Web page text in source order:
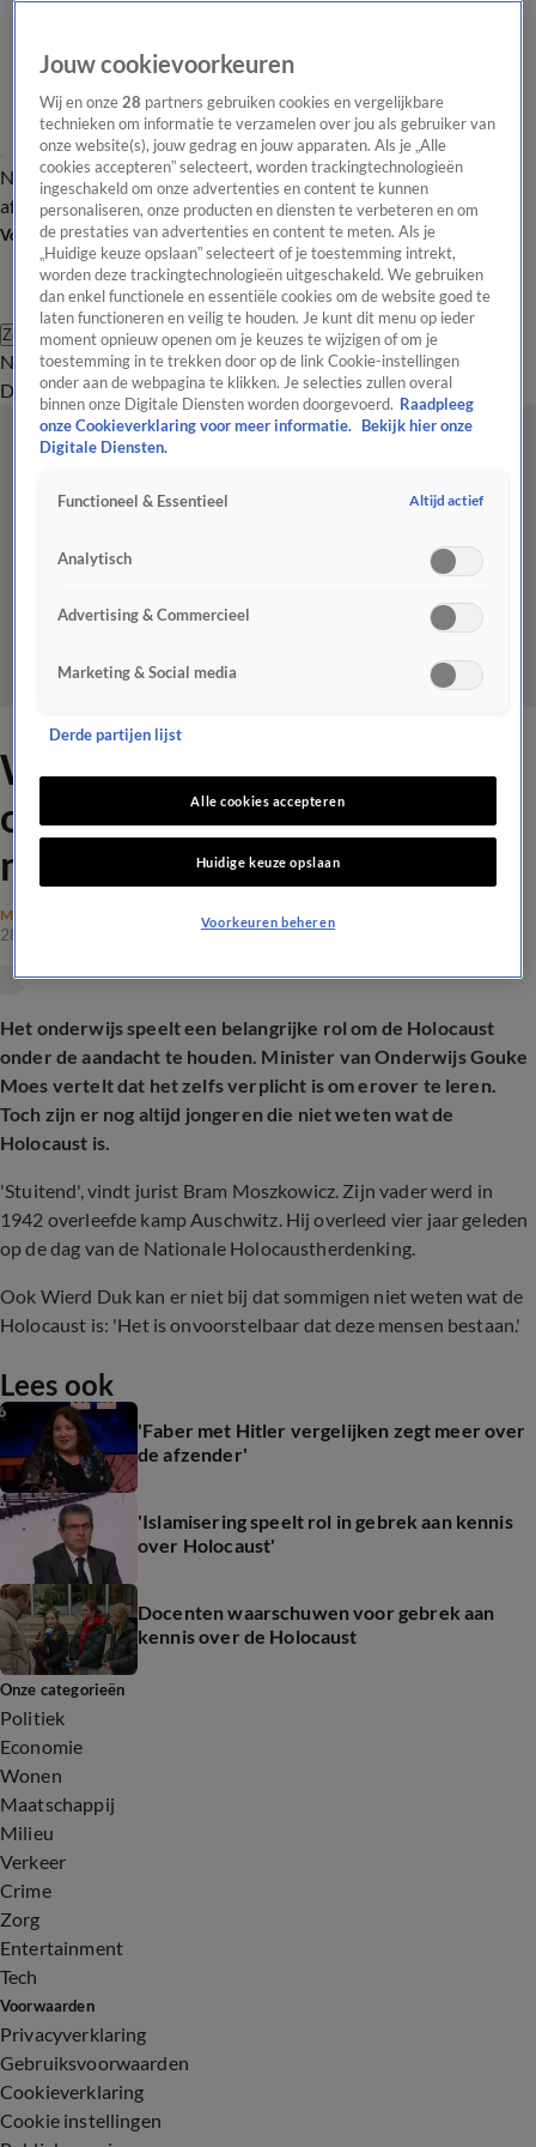
Nieuws van de DagOpinie van de Dag Onze categorieën Laatste
afleveringVideo's Nieuws van de Dag Podcast
Volg Nieuws van de Dag
Zoeken
Nieuws van de DagOpinie van de
Dag
Video'sUitzendingen PodcastPanelContact
Wat is de Holocaust? 'Het is
onvoorstelbaar dat deze
mensen bestaan'
MAATSCHAPPIJ
28 jan 2026, 14:54
Het onderwijs speelt een belangrijke rol om de Holocaust
onder de aandacht te houden. Minister van Onderwijs Gouke
Moes vertelt dat het zelfs verplicht is om erover te leren.
Toch zijn er nog altijd jongeren die niet weten wat de
Holocaust is.
'Stuitend', vindt jurist Bram Moszkowicz. Zijn vader werd in
1942 overleefde kamp Auschwitz. Hij overleed vier jaar geleden
op de dag van de Nationale Holocaustherdenking.
Ook Wierd Duk kan er niet bij dat sommigen niet weten wat de
Holocaust is: 'Het is onvoorstelbaar dat deze mensen bestaan.'
Lees ook
'Faber met Hitler vergelijken zegt meer over
de afzender'
'Islamisering speelt rol in gebrek aan kennis
over Holocaust'
Docenten waarschuwen voor gebrek aan
kennis over de Holocaust
Onze categorieën
Politiek
Economie
Wonen
Maatschappij
Milieu
Verkeer
Crime
Zorg
Entertainment
Tech
Voorwaarden
Privacyverklaring
Gebruiksvoorwaarden
Cookieverklaring
Cookie instellingen
Jouw cookievoorkeuren
Wij en onze28 partners gebruiken cookies en vergelijkbare
technieken om informatie te verzamelen over jou als gebruiker van
onze website(s), jouw gedrag en jouw apparaten. Als je „Alle
cookies accepteren” selecteert, worden trackingtechnologieën
ingeschakeld om onze advertenties en content te kunnen
personaliseren, onze producten en diensten te verbeteren en om
de prestaties van advertenties en content te meten. Als je
„Huidige keuze opslaan” selecteert of je toestemming intrekt,
worden deze trackingtechnologieën uitgeschakeld. We gebruiken
dan enkel functionele en essentiële cookies om de website goed te
laten functioneren en veilig te houden. Je kunt dit menu op ieder
moment opnieuw openen om je keuzes te wijzigen of om je
toestemming in te trekken door op de link Cookie-instellingen
onder aan de webpagina te klikken. Je selecties zullen overal
binnen onze Digitale Diensten worden doorgevoerd. Raadpleeg
onze Cookieverklaring voor meer informatie.
Bekijk hier onze
Digitale Diensten.
Functioneel & Essentieel Altijd actief
Analytisch
Advertising & Commercieel
Marketing & Social media
Derde partijen lijst
Alle cookies accepteren
Huidige keuze opslaan
Voorkeuren beheren